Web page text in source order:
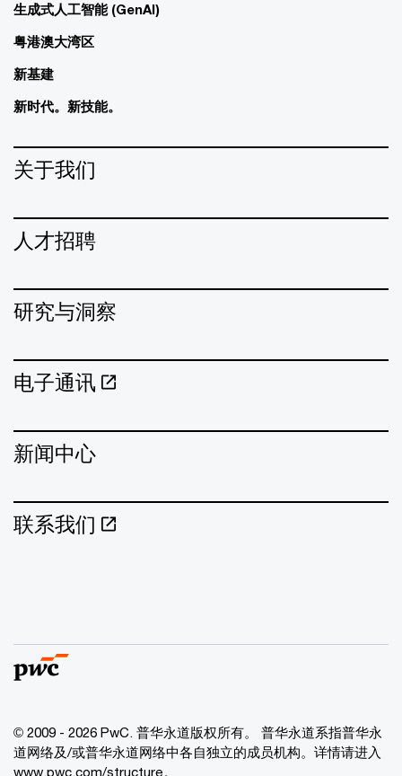
生成式人工智能 (GenAI)
粤港澳大湾区
新基建
新时代。新技能。
关于我们
人才招聘
研究与洞察
电子通讯
新闻中心
联系我们
© 2009 - 2026 PwC. 普华永道版权所有。 普华永道系指普华永
道网络及/或普华永道网络中各自独立的成员机构。详情请进入
www.pwc.com/structure。